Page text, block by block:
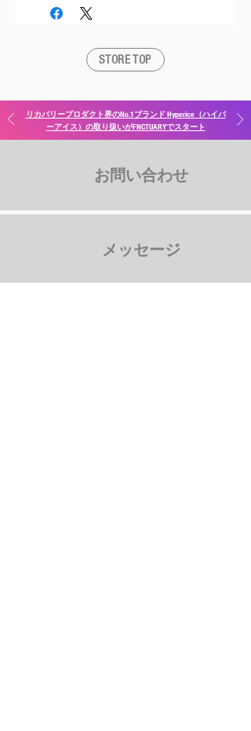
【XL】 身丈: 77cm、身幅: 64cm、肩幅:
STORE TOP
リカバリープロダクト界のNo.1ブランド Hyperice（ハイパ
ーアイス）の取り扱いがFNCTUARYでスタート
お問い合わせ
メッセージ